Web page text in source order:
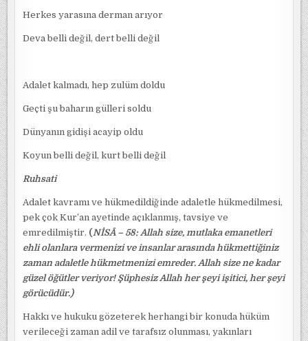
Herkes yarasına derman arıyor
Deva belli değil, dert belli değil
Adalet kalmadı, hep zulüm doldu
Geçti şu baharın gülleri soldu
Dünyanın gidişi acayip oldu
Koyun belli değil, kurt belli değil
Ruhsati
Adalet kavramı ve hükmedildiğinde adaletle hükmedilmesi,
pek çok Kur’an ayetinde açıklanmış, tavsiye ve
emredilmiştir. (NİSÂ – 58: Allah size, mutlaka emanetleri
ehli olanlara vermenizi ve insanlar arasında hükmettiğiniz
zaman adaletle hükmetmenizi emreder. Allah size ne kadar
güzel öğütler veriyor! Şüphesiz Allah her şeyi işitici, her şeyi
görücüdür.)
Hakkı ve hukuku gözeterek herhangi bir konuda hüküm
verileceği zaman adil ve tarafsız olunması, yakınları